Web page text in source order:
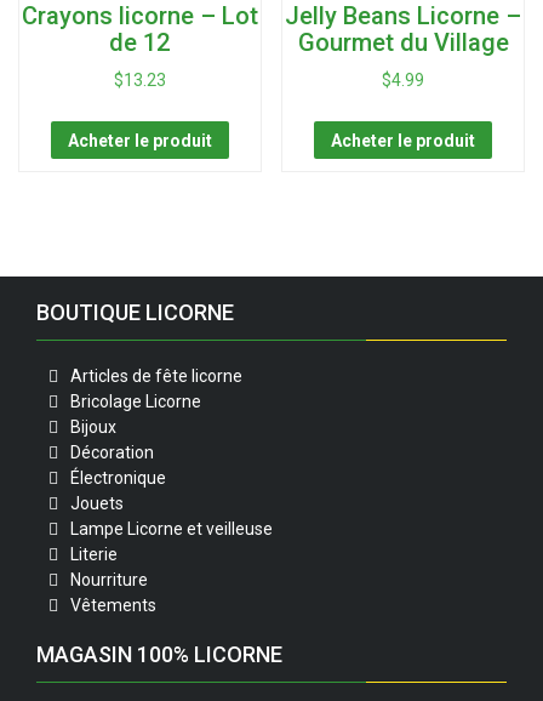
Crayons licorne – Lot
de 12
$13.23
Acheter le produit
Jelly Beans Licorne –
Gourmet du Village
$4.99
Acheter le produit
BOUTIQUE LICORNE
Articles de fête licorne
Bricolage Licorne
Bijoux
Décoration
Électronique
Jouets
Lampe Licorne et veilleuse
Literie
Nourriture
Vêtements
MAGASIN 100% LICORNE